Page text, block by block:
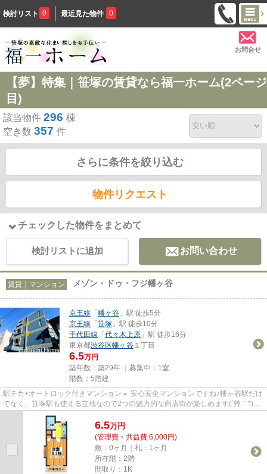
検討リスト 0 最近見た物件 0
お問合せ
【夢】特集｜笹塚の賃貸なら福一ホーム(2ページ
目)
該当物件 296 棟
空き数 357 件
さらに条件を絞り込む
物件リクエスト
チェックした物件をまとめて
検討リストに追加 お問い合わせ
賃貸｜マンション メゾン・ドゥ・フジ幡ヶ谷
京王線 「幡ヶ谷 」駅 徒歩5分
京王線 「笹塚 」駅 徒歩10分
千代田線 「代々木上原 」駅 徒歩16分
東京都渋谷区幡ヶ谷 １丁目
6.5万円
築年数：築29年 ｜募集中： 1室
階数：5階建
駅チカ+オートロック付きマンション＝ 安心安全マンションですね♪幡ヶ谷駅だけ
でなく、笹塚駅も使える立地なので2つの魅力的な商店街が楽しめます(´艸｀*)渋
谷区とは思えない落ち着い...
6.5万円
(管理費・共益費 6,000円)
敷：0ヶ月｜礼：1ヶ月
所在階：2階
間取り：1K